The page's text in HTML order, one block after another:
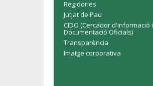
Regidories
Jutjat de Pau
CIDO (Cercador d'informació i
Documentació Oficials)
Transparència
Imatge corporativa